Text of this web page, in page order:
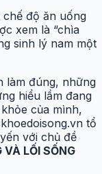
độ ăn uống
xem là “chìa
sinh lý nam một
làm đúng, những
hiểu lầm đang
của mình,
tổ
với chủ đề
VÀ LỐI SỐNG